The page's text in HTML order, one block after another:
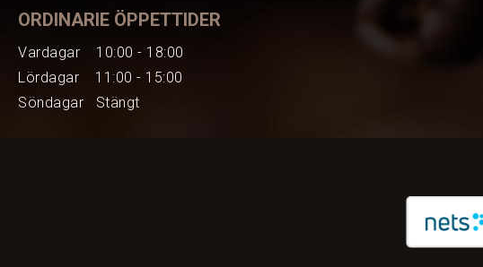
ORDINARIE ÖPPETTIDER
Vardagar 10:00 - 18:00
Lördagar 11:00 - 15:00
Söndagar Stängt